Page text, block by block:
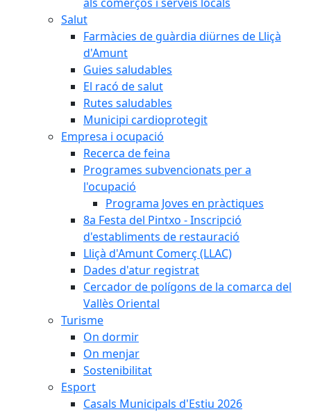
Salut
Farmàcies de guàrdia diürnes de Lliçà
d'Amunt
Guies saludables
El racó de salut
Rutes saludables
Municipi cardioprotegit
Empresa i ocupació
Recerca de feina
Programes subvencionats per a
l'ocupació
Programa Joves en pràctiques
8a Festa del Pintxo - Inscripció
d'establiments de restauració
Lliçà d'Amunt Comerç (LLAC)
Dades d'atur registrat
Cercador de polígons de la comarca del
Vallès Oriental
Turisme
On dormir
On menjar
Sostenibilitat
Esport
Casals Municipals d'Estiu 2026